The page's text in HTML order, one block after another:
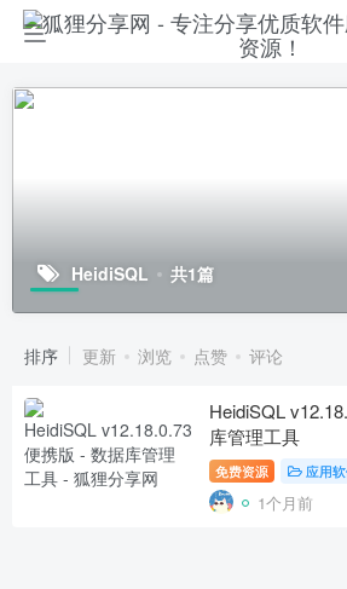
HeidiSQL 共1篇
排序 更新 浏览 点赞 评论
HeidiSQL
库管理工具
免费资源 应用
1个月前